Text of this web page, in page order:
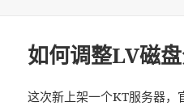
如何调整LV磁
这次新上架一个KT服务器，